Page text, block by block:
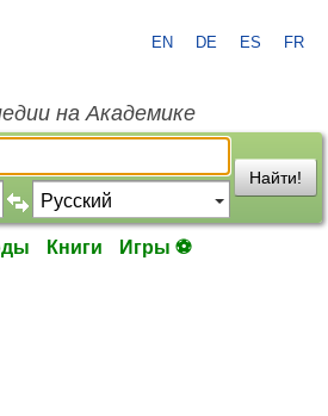
EN DE ES FR
на Академике
Найти!
Книги Игры ⚽